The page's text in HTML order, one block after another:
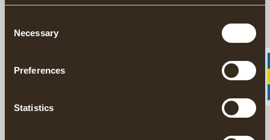
Selection
Necessary
Preferences
Statistics
Matchande produkter